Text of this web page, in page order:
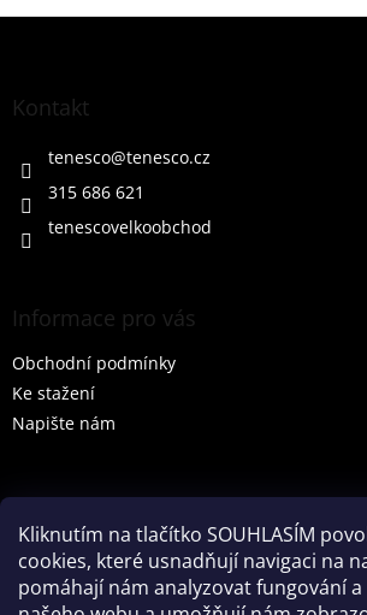
Kliknutím na tlačítko SOUHLASÍM
cookies, které usnadňují navigaci na
pomáhají nám analyzovat fungování
Z
Kontakt
tenesco@tenesco.cz
315 686 621
tenescovelkoobchod
Informace pro vás
Obchodní podmínky
Ke stažení
Napište nám
HLEDAT